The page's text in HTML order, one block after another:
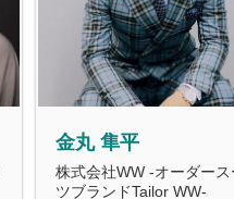
金丸 隼平
株式会社WW -オーダース
ツブランドTailor WW-